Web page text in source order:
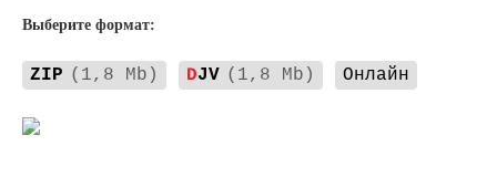
Выберите формат:
ZIP (1,8 Mb) DJV (1,8 Mb) Онлайн